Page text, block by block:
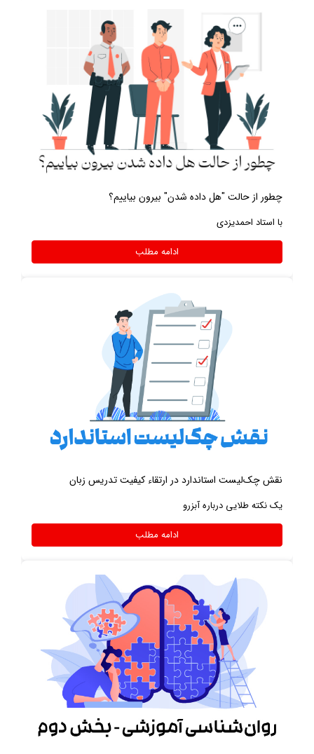
چطور از حالت "هل داده شدن" بیرون بیاییم؟
با استاد احمدیزدی
ادامه مطلب
نقش چک‌لیست استاندارد در ارتقاء کیفیت تدریس زبان
یک نکته طلایی درباره آبزرو
ادامه مطلب